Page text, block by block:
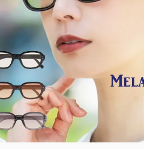
折りたたみ日傘用の傘袋です。